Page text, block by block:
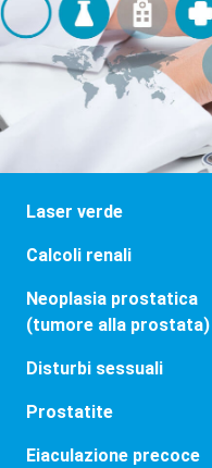
Laser verde
Calcoli renali
Neoplasia prostatica
(tumore alla prostata)
Disturbi sessuali
Prostatite
Eiaculazione precoce